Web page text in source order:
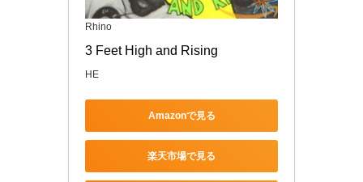
Rhino
3 Feet High and Rising
HE
Amazonで見る
楽天市場で見る